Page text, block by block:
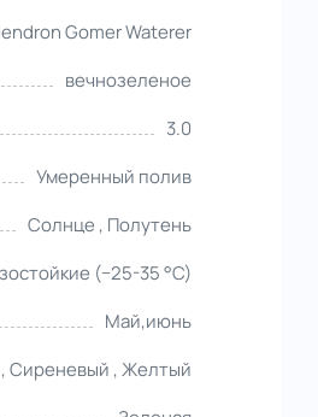
Gomer Waterer
вечнозеленое
3.0
Умеренный полив
Солнце , Полутень
(−25-35 °С)
Май,июнь
Сиреневый , Желтый